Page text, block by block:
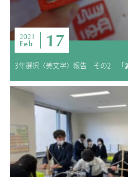
2021
Feb 17
3年選択〈美文字〉報告 その2 「